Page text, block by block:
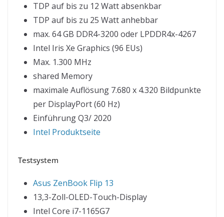
TDP auf bis zu 12 Watt absenkbar
TDP auf bis zu 25 Watt anhebbar
max. 64 GB DDR4-3200 oder LPDDR4x-4267
Intel Iris Xe Graphics (96 EUs)
Max. 1.300 MHz
shared Memory
maximale Auflösung 7.680 x 4.320 Bildpunkte
per DisplayPort (60 Hz)
Einführung Q3/ 2020
Intel Produktseite
Testsystem
Asus ZenBook Flip 13
13,3-Zoll-OLED-Touch-Display
Intel Core i7-1165G7